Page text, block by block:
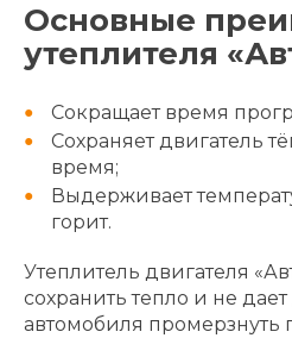
Основные
утеплителя
Сокращает время
Сохраняет двигатель
время;
Выдерживает
горит.
Утеплитель двигателя
сохранить тепло и не
автомобиля промерзнуть